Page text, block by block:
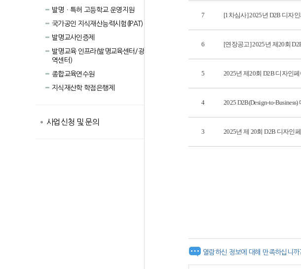
발명ㆍ특허 고등학교 운영지원
국가공인 지식재산능력시험(lPAT)
발명교사인증제
발명교육 인프라(발명교육센터/광
역센터)
종합교육연수원
지식재산학 학점은행제
사업신청 및 문의
7 [1차심사] 2025년 D2B 디자
6 [연장공고] 2025년 제20회
5 2025년 제20회 D2B 디자인
4 2025 D2B(Design-to-
3 2025년 제 20회 D2B 디자인
열람하신 정보에 대해 만족하십니까